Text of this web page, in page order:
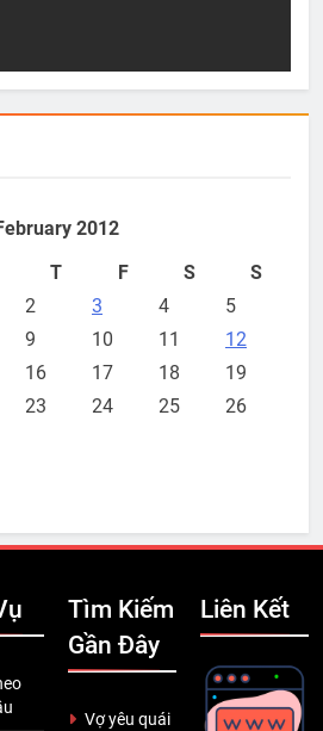
2012
T F S
S
2 3 4
5
9 10 11
12
16 17 18
19
23 24 25
26
Tìm Kiếm
Gần Đây
Vợ yêu quái
Liên Kết